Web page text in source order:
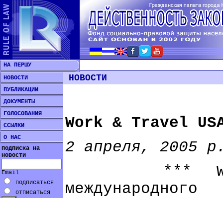
НА ПЕРШУ
НОВОСТИ
ПУБЛИКАЦИИ
ДОКУМЕНТЫ
ГОЛОСОВАНИЯ
ССЫЛКИ
О НАС
подписка на
новости
Email
подписаться
отписаться
НОВОСТИ
Work & Travel
2 апреля, 2005
*** Work